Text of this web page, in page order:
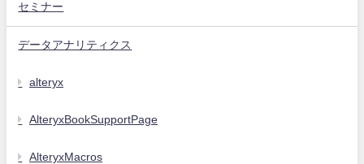
セミナー
データアナリティクス
alteryx
AlteryxBookSupportPage
AlteryxMacros